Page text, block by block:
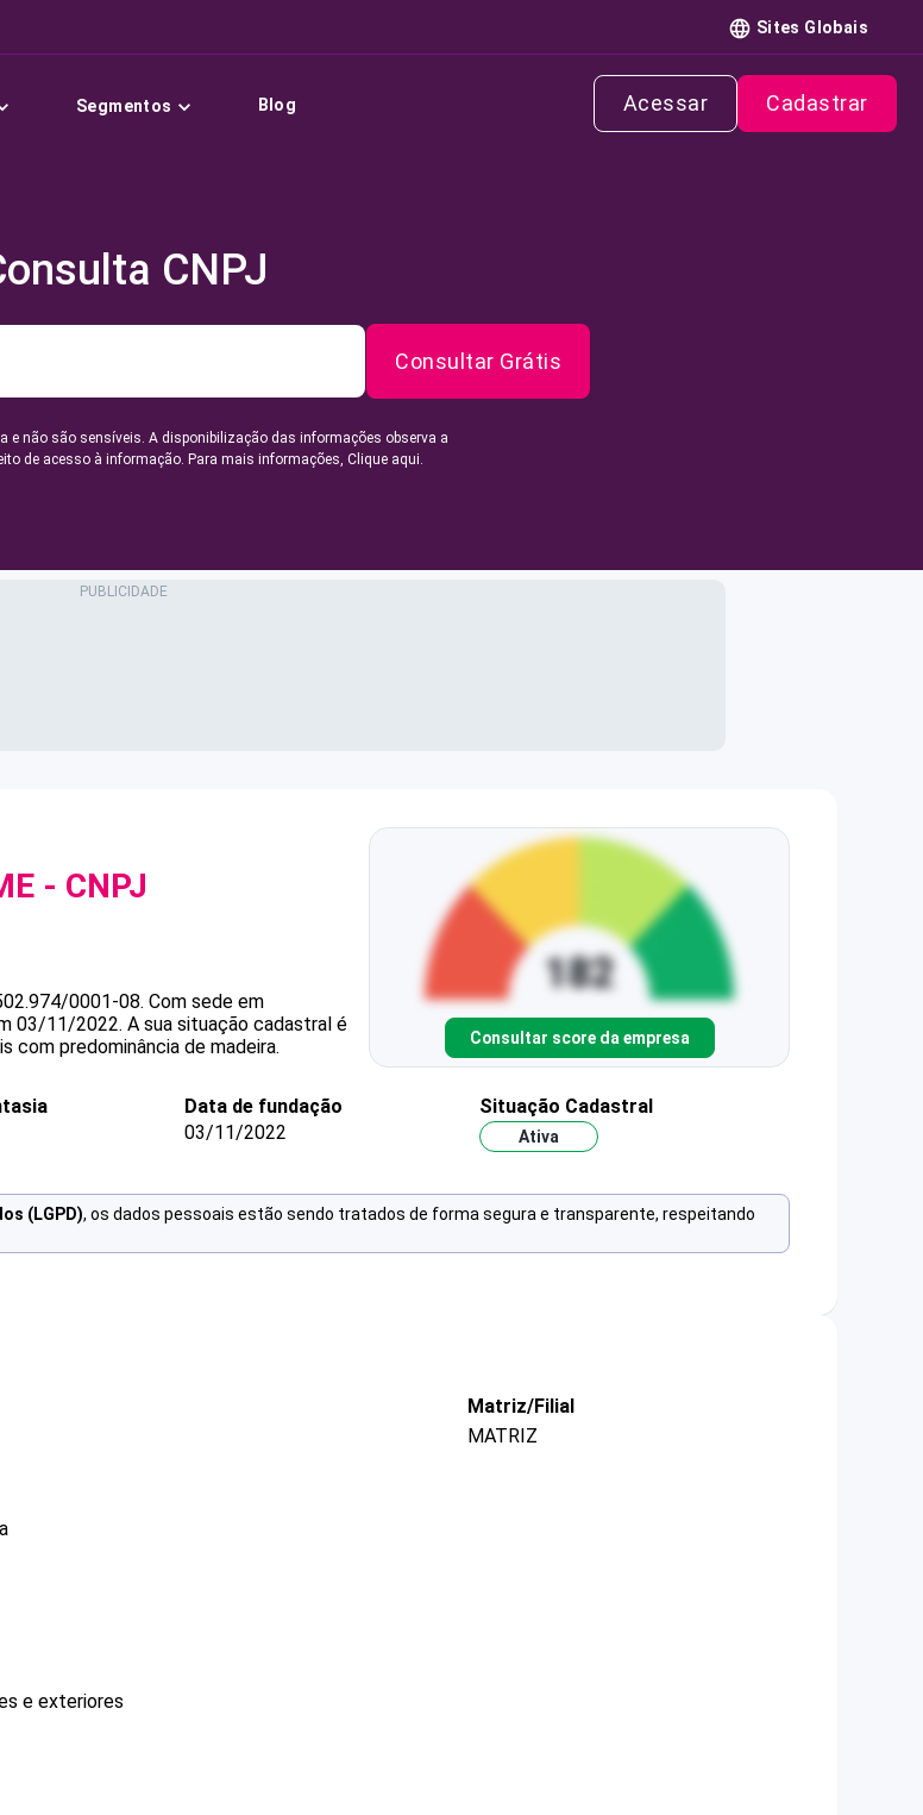
Sites Globais
Segmentos Blog Acessar Cadastrar
CNPJ
Consultar Grátis
e não são sensíveis. A disponibilização das informações observa a
de acesso à informação. Para mais informações, Clique aqui.
- CNPJ
0001-08. Com sede em
03/11/2022. A sua situação cadastral é
com predominância de madeira. Consultar score da empresa
Data de fundação
03/11/2022
Situação Cadastral
Ativa
(LGPD), os dados pessoais estão sendo tratados de forma segura e transparente, respeitando
Matriz/Filial
MATRIZ
e exteriores